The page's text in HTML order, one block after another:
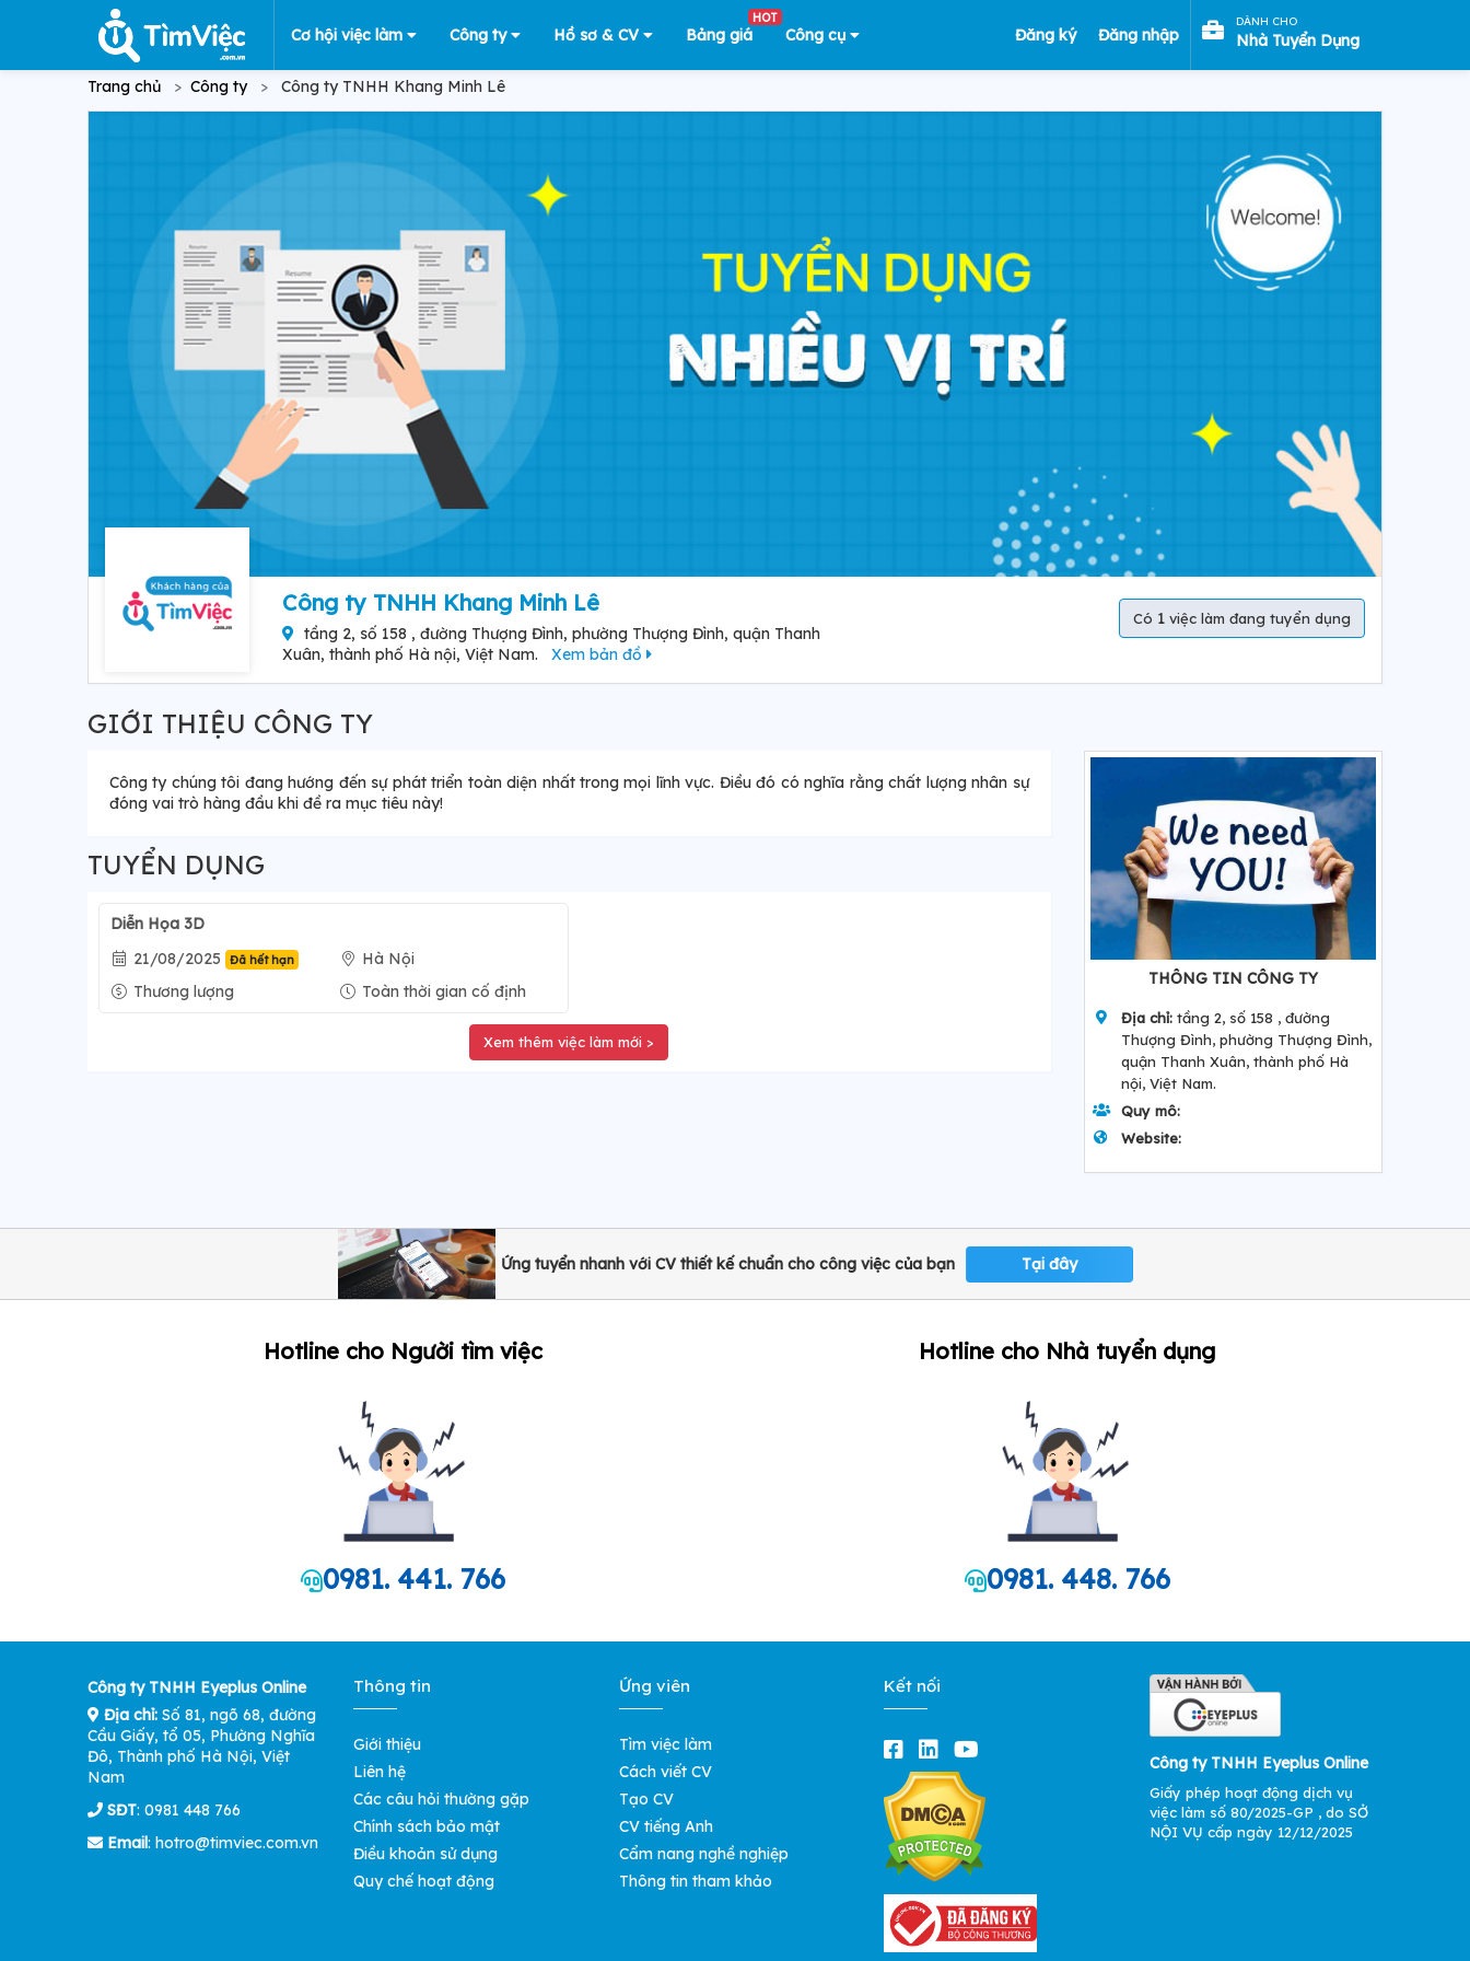
Cơ hội việc làm Công ty Hồ sơ & CV Bảng giá
HOT
Công cụ Đăng ký Đăng nhập
DÀNH CHO
Nhà Tuyển Dụng
Trang chủ Công ty Công ty TNHH Khang Minh Lê
Công ty TNHH Khang Minh Lê
tầng 2, số 158 , đường Thượng Đình, phường Thượng Đình, quận Thanh
Xuân, thành phố Hà nội, Việt Nam.
Xem bản đồ
Có 1 việc làm đang tuyển dụng
GIỚI THIỆU CÔNG TY
Công ty chúng tôi đang hướng đến sự phát triển toàn diện nhất trong mọi lĩnh vực. Điều đó có nghĩa rằng chất lượng nhân sự
đóng vai trò hàng đầu khi đề ra mục tiêu này!
TUYỂN DỤNG
Diễn Họa 3D
21/08/2025
Đã hết hạn
Hà Nội
Thương lượng
Toàn thời gian cố định
Xem thêm việc làm mới >
THÔNG TIN CÔNG TY
Địa chỉ:tầng 2, số 158 , đường
Thượng Đình, phường Thượng Đình,
quận Thanh Xuân, thành phố Hà
nội, Việt Nam.
Quy mô:
Website:
Ứng tuyển nhanh với CV thiết kế chuẩn cho công việc của bạn Tại đây
Hotline cho Người tìm việc
0981. 441. 766
Hotline cho Nhà tuyển dụng
0981. 448. 766
Công ty TNHH Eyeplus Online
Địa chỉ: Số 81, ngõ 68, đường
Cầu Giấy, tổ 05, Phường Nghĩa
Đô, Thành phố Hà Nội, Việt
Nam
SĐT: 0981 448 766
Email: hotro@timviec.com.vn
Thông tin
Giới thiệu
Liên hệ
Các câu hỏi thường gặp
Chính sách bảo mật
Điều khoản sử dụng
Quy chế hoạt động
Ứng viên
Tìm việc làm
Cách viết CV
Tạo CV
CV tiếng Anh
Cẩm nang nghề nghiệp
Thông tin tham khảo
Kết nối
Công ty TNHH Eyeplus Online
Giấy phép hoạt động dịch vụ
việc làm số 80/2025-GP , do SỞ
NỘI VỤ cấp ngày 12/12/2025